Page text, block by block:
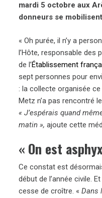
mardi 5 octobre aux
donneurs se
« Oh purée, il n’y a
l’Hôte, responsable des
de l’Établissement
sept personnes pour
: la collecte organisée
Metz n’a pas rencontré
« J’espérais quand
matin »,ajoute cette
« On est
Ce constat est
début de l’année civile.
cesse de croître. «Dans